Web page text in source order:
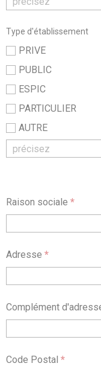
Type d'établissement
PRIVE
PUBLIC
ESPIC
PARTICULIER
AUTRE
Raison sociale *
Adresse *
Complément
Code Postal *